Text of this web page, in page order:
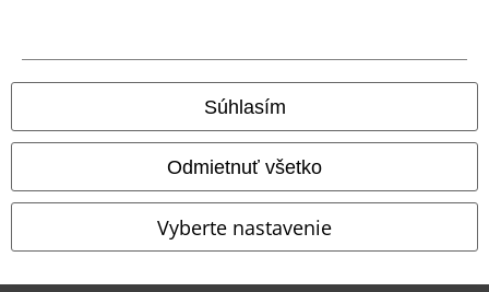
Súhlasím
Odmietnuť všetko
Vyberte nastavenie
© 1986-2026 EMP Merchandising
Naše online obchody